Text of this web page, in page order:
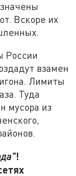
Вскоре их
России
взамен
Лимиты
Туда
мусора из
!